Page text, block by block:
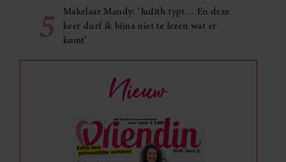
5
Makelaar Mandy: ‘Judith typt… En deze
keer durf ik bijna niet te lezen wat er
komt’
Nieuw